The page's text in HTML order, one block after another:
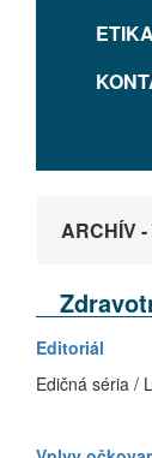
ARCHÍV -
Editoriál
Edičná séria /